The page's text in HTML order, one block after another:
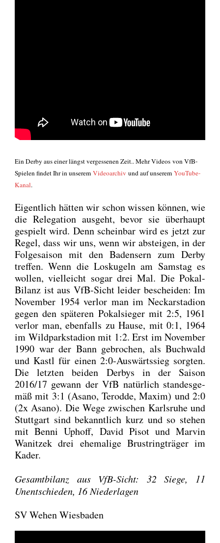
Ein Der­by aus einer längst ver­ges­se­nen Zeit.. MehrVide­os von VfB-
Spie­len fin­det Ihr in unse­rem Video­ar­chiv und auf unse­rem You­Tube-
Kanal.
Eigent­lich hät­ten wir schon wis­sen kön­nen, wie
die Rele­ga­ti­on aus­geht, bevor sie über­haupt
gespielt wird. Denn schein­bar wird es jetzt zur
Regel, dass wir uns, wenn wir abstei­gen, in der
Fol­ge­sai­son mit den Badensern zum Der­by
tref­fen. Wenn die Los­ku­geln am Sams­tag es
wol­len, viel­leicht sogar drei Mal. Die Pokal-
Bilanz ist aus VfB-Sicht lei­der beschei­den: Im
Novem­ber 1954 ver­lor man im Neckar­sta­di­on
gegen den spä­te­ren Pokal­sie­ger mit 2:5, 1961
ver­lor man, eben­falls zu Hau­se, mit 0:1, 1964
im Wild­park­sta­di­on mit 1:2. Erst im Novem­ber
1990 war der Bann gebro­chen, als Buch­wald
und Kastl für einen 2:0‑Auswärtssieg sorg­ten.
Die letz­ten bei­den Der­bys in der Sai­son
2016/17 gewann der VfB natür­lich stan­des­ge­
mäß mit 3:1 (Asa­no, Terod­de, Maxim) und 2:0
(2x Asa­no). Die Wege zwi­schen Karls­ru­he und
Stutt­gart sind bekannt­lich kurz und so ste­hen
mit Ben­ni Uphoff, David Pisot und Mar­vin
Wanit­zek drei ehe­ma­li­ge Brust­ring­trä­ger im
Kader.
Gesamt­bi­lanz aus VfB-Sicht: 32 Sie­ge, 11
Unent­schie­den, 16 Nie­der­la­gen
SV Wehen Wiesbaden